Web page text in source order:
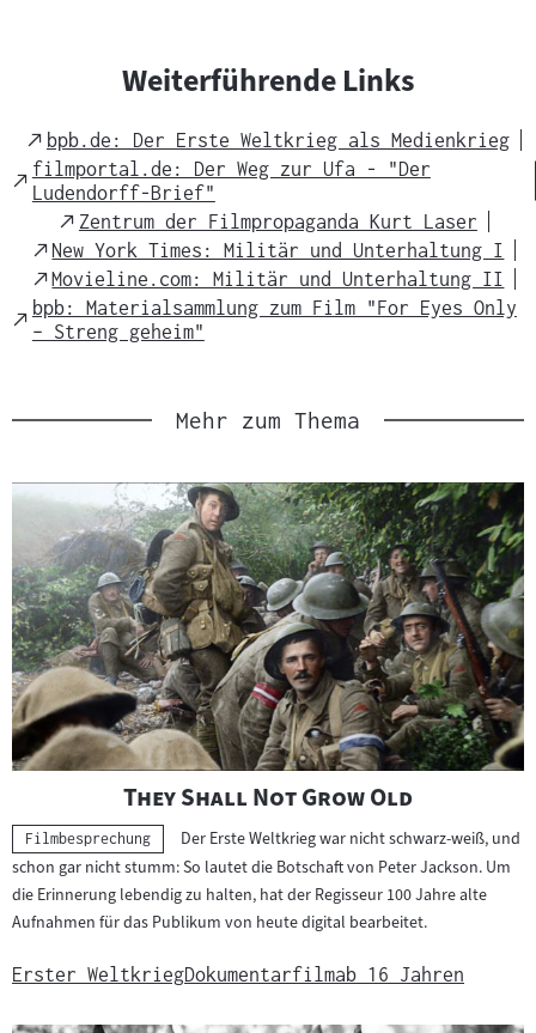
Weiterführende Links
External
Link
bpb.de: Der Erste Weltkrieg als Medienkrieg
External
Link
filmportal.de: Der Weg zur Ufa - "Der
Ludendorff-Brief"
External
Link
Zentrum der Filmpropaganda Kurt Laser
External
Link
New York Times: Militär und Unterhaltung I
External
Link
Movieline.com: Militär und Unterhaltung II
External
Link
bpb: Materialsammlung zum Film "For Eyes Only
– Streng geheim"
Mehr zum Thema
"
They Shall Not Grow Old"
Kategorie:
Filmbesprechung
Der Erste Weltkrieg war nicht schwarz-weiß, und
schon gar nicht stumm: So lautet die Botschaft von Peter Jackson. Um
die Erinnerung lebendig zu halten, hat der Regisseur 100 Jahre alte
Aufnahmen für das Publikum von heute digital bearbeitet.
Erster WeltkriegDokumentarfilmab 16 Jahren